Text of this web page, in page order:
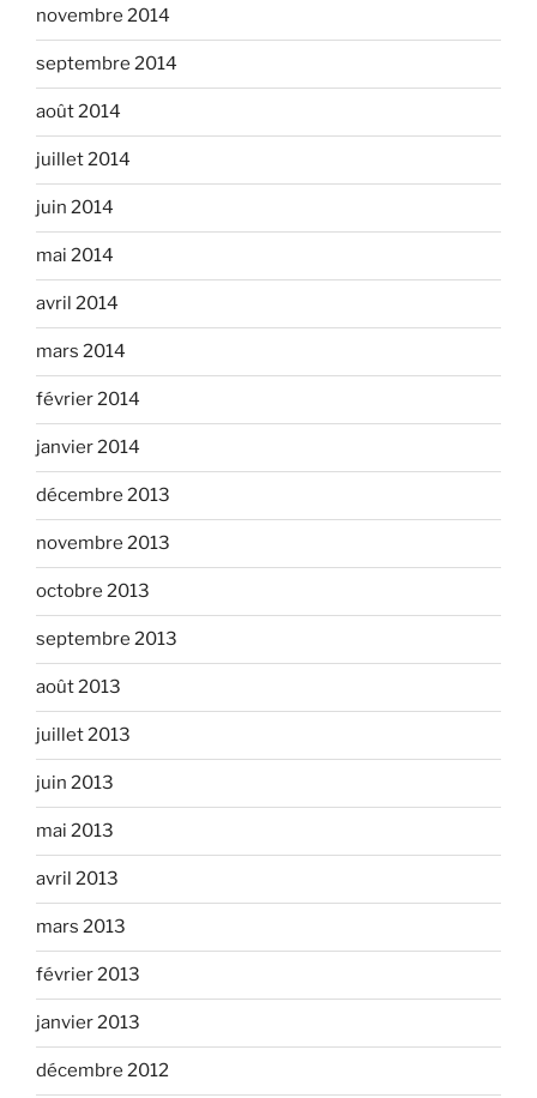
novembre 2014
septembre 2014
août 2014
juillet 2014
juin 2014
mai 2014
avril 2014
mars 2014
février 2014
janvier 2014
décembre 2013
novembre 2013
octobre 2013
septembre 2013
août 2013
juillet 2013
juin 2013
mai 2013
avril 2013
mars 2013
février 2013
janvier 2013
décembre 2012